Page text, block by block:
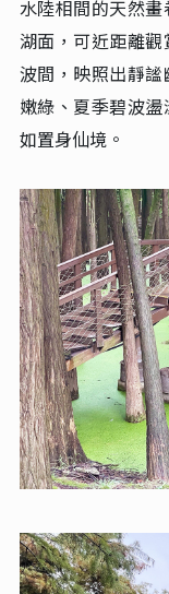
紹興
紹興自古文風鼎
行程將遊【柯岩風
驗古人智慧；漫步
隨後暢遊【鑒湖乘
史印跡與湖光山色
的書法意境，感
立，最能展現紹興